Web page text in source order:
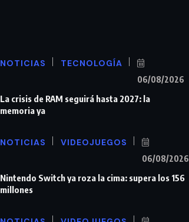
NOTICIAS TECNOLOGÍA
06/08/2026
La crisis de RAM seguirá hasta 2027: la
memoria ya
NOTICIAS VIDEOJUEGOS
06/08/2026
Nintendo Switch ya roza la cima: supera los 156
millones